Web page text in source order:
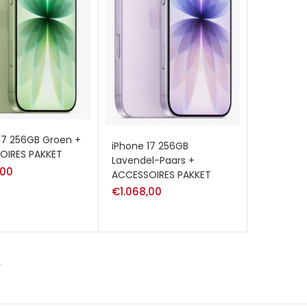
256GB Groen +
PAKKET
iPhone 17 256GB
Lavendel-Paars +
ACCESSOIRES PAKKET
€1.068,00